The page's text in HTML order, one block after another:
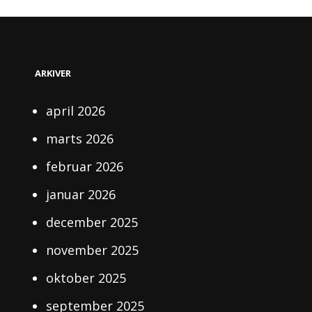
ARKIVER
april 2026
marts 2026
februar 2026
januar 2026
december 2025
november 2025
oktober 2025
september 2025